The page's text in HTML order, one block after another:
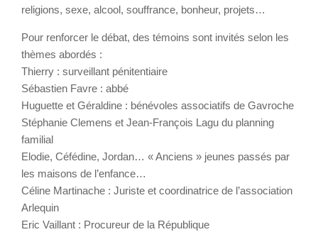
religions, sexe, alcool, souffrance, bonheur, projets…
Pour renforcer le débat, des témoins sont invités selon les
thèmes abordés :
Thierry : surveillant pénitentiaire
Sébastien Favre : abbé
Huguette et Géraldine : bénévoles associatifs de Gavroche
Stéphanie Clemens et Jean-François Lagu du planning
familial
Elodie, Céfédine, Jordan… « Anciens » jeunes passés par
les maisons de l’enfance…
Céline Martinache : Juriste et coordinatrice de l’association
Arlequin
Eric Vaillant : Procureur de la République